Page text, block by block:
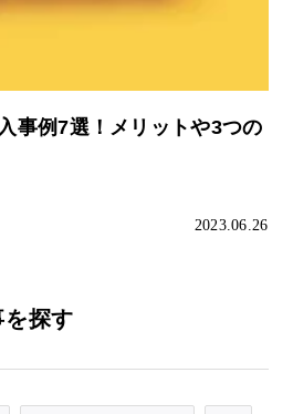
事例7選！メリットや3つの
2023.06.26
探す